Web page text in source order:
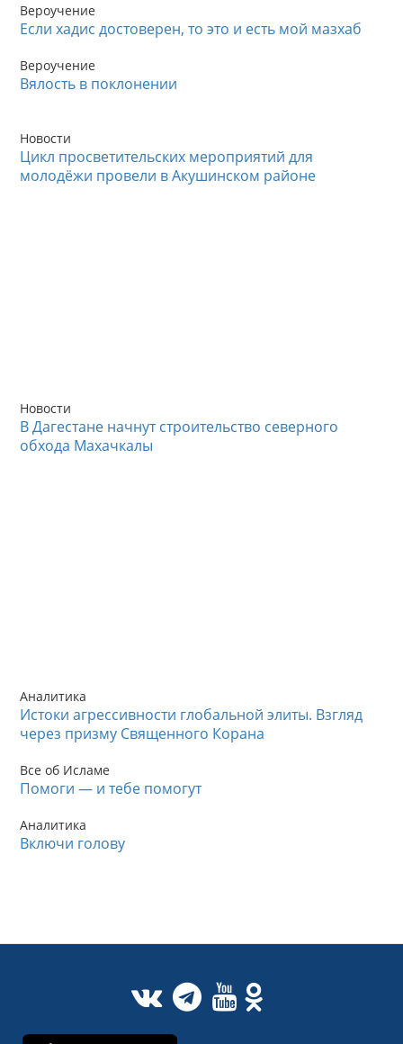
Вероучение
Если хадис достоверен, то это и есть мой мазхаб
Вероучение
Вялость в поклонении
Новости
Цикл просветительских мероприятий для
молодёжи провели в Акушинском районе
Новости
В Дагестане начнут строительство северного
обхода Махачкалы
Аналитика
Истоки агрессивности глобальной элиты. Взгляд
через призму Священного Корана
Все об Исламе
Помоги — и тебе помогут
Аналитика
Включи голову